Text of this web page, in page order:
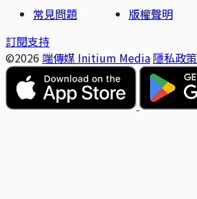
常見問題
版權聲明
訂閱支持
©2026 端傳媒 Initium Media 隱私政策